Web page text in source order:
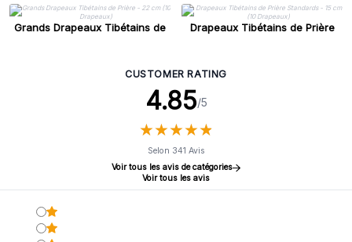
Grands Drapeaux Tibétains de
Drapeaux Tibétains de Prière
CUSTOMER RATING
4.85/5
★★★★★
★★★★★
Selon 341 Avis
Voir tous les avis de catégories
Voir tous les avis